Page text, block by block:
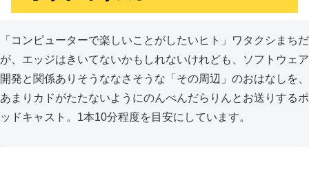
「コンピューターで楽しいことがしたいヒト」ワタクシまちだ
が、エッジはきいてないかもしれないけれども、ソフトウェア
開発と関係ありそうななさそうな「その周辺」のおはなしを、
あまりカドがたたないようにのんべんだらりんとお送りするポ
ッドキャスト。1本10分程度を目安にしています。